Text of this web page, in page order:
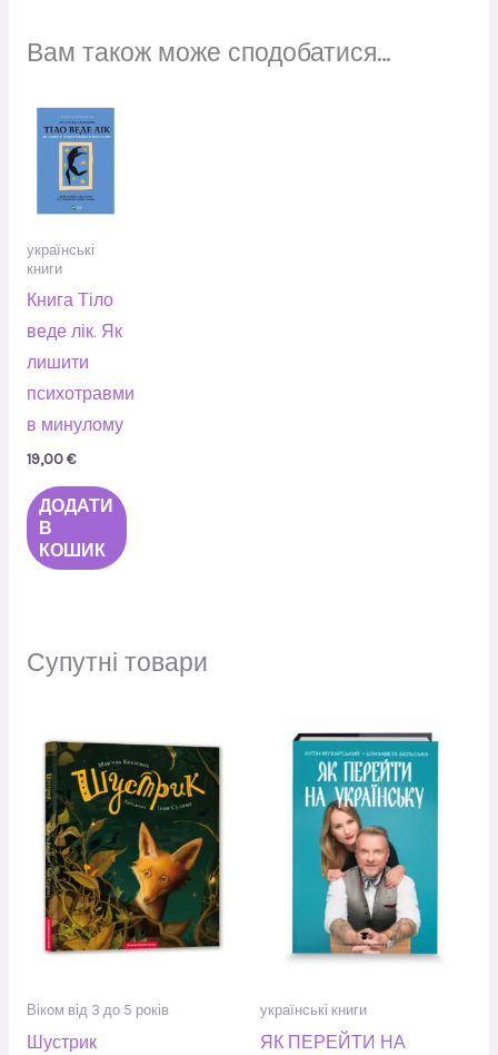
Вам також може сподобатися…
українські
книги
Книга Тіло
веде лік. Як
лишити
психотравми
в минулому
19,00€
ДОДАТИ
В
КОШИК
Супутні товари
Віком від 3 до 5 років
Шустрик
українські книги
ЯК ПЕРЕЙТИ НА